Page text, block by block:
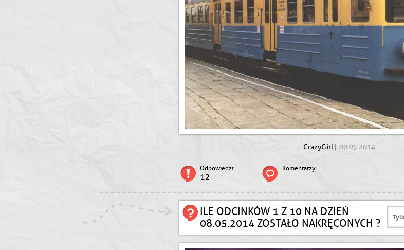
CrazyGirl| 09.05.2014
Odpowiedzi:
12
Komentarzy:
ILE ODCINKÓW 1 Z 10 NA DZIEŃ
08.05.2014 ZOSTAŁO NAKRĘCONYCH ?